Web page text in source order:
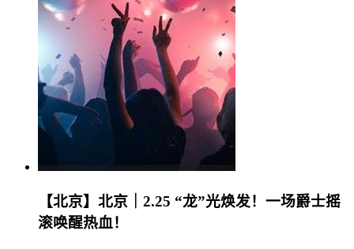
【北京】北京｜2.25 “龙”光焕发！一场爵士摇
滚唤醒热血！